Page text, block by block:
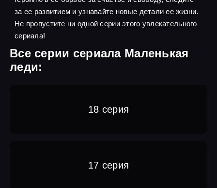
за ее развитием и узнавайте новые детали ее жизни.
Не пропустите ни одной серии этого увлекательного
сериала!
Все серии сериала Маленькая
леди:
18 серия
17 серия